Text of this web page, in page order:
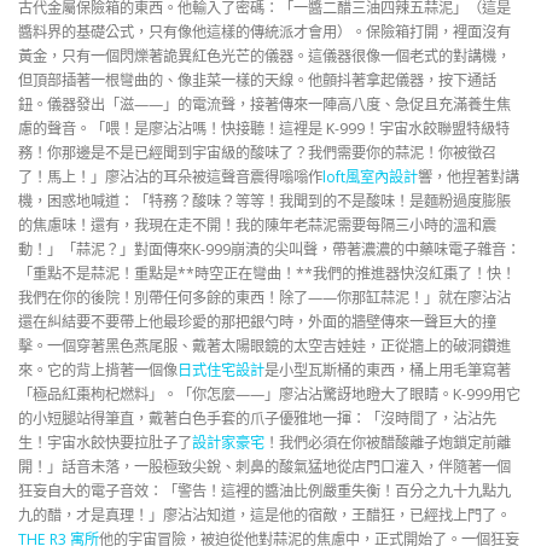
古代金屬保險箱的東西。他輸入了密碼：「一醬二醋三油四辣五蒜泥」（這是
醬料界的基礎公式，只有像他這樣的傳統派才會用）。保險箱打開，裡面沒有
黃金，只有一個閃爍著詭異紅色光芒的儀器。這儀器很像一個老式的對講機，
但頂部插著一根彎曲的、像韭菜一樣的天線。他顫抖著拿起儀器，按下通話
鈕。儀器發出「滋——」的電流聲，接著傳來一陣高八度、急促且充滿養生焦
慮的聲音。「喂！是廖沾沾嗎！快接聽！這裡是 K-999！宇宙水餃聯盟特級特
務！你那邊是不是已經聞到宇宙級的酸味了？我們需要你的蒜泥！你被徵召
了！馬上！」廖沾沾的耳朵被這聲音震得嗡嗡作loft風室內設計響，他捏著對講
機，困惑地喊道：「特務？酸味？等等！我聞到的不是酸味！是麵粉過度膨脹
的焦慮味！還有，我現在走不開！我的陳年老蒜泥需要每隔三小時的溫和震
動！」「蒜泥？」對面傳來K-999崩潰的尖叫聲，帶著濃濃的中藥味電子雜音：
「重點不是蒜泥！重點是**時空正在彎曲！**我們的推進器快沒紅棗了！快！
我們在你的後院！別帶任何多餘的東西！除了——你那缸蒜泥！」就在廖沾沾
還在糾結要不要帶上他最珍愛的那把銀勺時，外面的牆壁傳來一聲巨大的撞
擊。一個穿著黑色燕尾服、戴著太陽眼鏡的太空吉娃娃，正從牆上的破洞鑽進
來。它的背上揹著一個像日式住宅設計是小型瓦斯桶的東西，桶上用毛筆寫著
「極品紅棗枸杞燃料」。「你怎麼——」廖沾沾驚訝地瞪大了眼睛。K-999用它
的小短腿站得筆直，戴著白色手套的爪子優雅地一揮：「沒時間了，沾沾先
生！宇宙水餃快要拉肚子了設計家豪宅 ！我們必須在你被醋酸離子炮鎖定前離
開！」話音未落，一股極致尖銳、刺鼻的酸氣猛地從店門口灌入，伴隨著一個
狂妄自大的電子音效：「警告！這裡的醬油比例嚴重失衡！百分之九十九點九
九的醋，才是真理！」廖沾沾知道，這是他的宿敵，王醋狂，已經找上門了。
THE R3 寓所他的宇宙冒險，被迫從他對蒜泥的焦慮中，正式開始了。一個狂妄